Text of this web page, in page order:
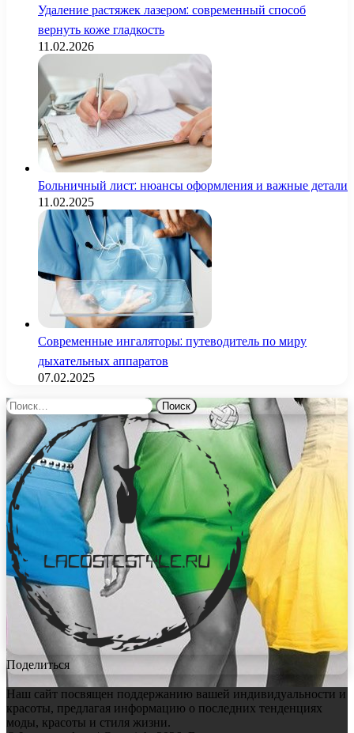
Удаление растяжек лазером: современный способ
вернуть коже гладкость
11.02.2026
Больничный лист: нюансы оформления и важные детали
11.02.2025
Современные ингаляторы: путеводитель по миру
дыхательных аппаратов
07.02.2025
Найти:
Поделиться
Наш сайт посвящен поддержанию вашей индивидуальности и
красоты, предлагая информацию о последних тенденциях
моды, красоты и стиля жизни.